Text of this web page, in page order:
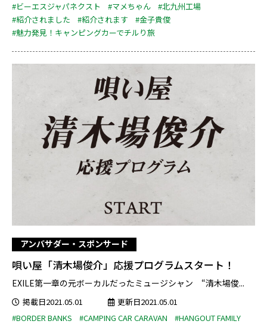
#ビーエスジャパネクスト
#マメちゃん
#北九州工場
#紹介されました
#紹介されます
#金子貴俊
#魅力発見！キャンピングカーでチルり旅
アンバサダー・スポンサード
唄い屋「清木場俊介」応援プログラムスタート！
EXILE第一章の元ボーカルだったミュージシャン “清木場俊...
掲載日2021.05.01
更新日2021.05.01
#BORDER BANKS
#CAMPING CAR CARAVAN
#HANGOUT FAMILY